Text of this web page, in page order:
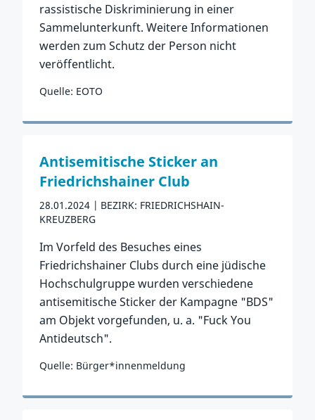
rassistische Diskriminierung in einer
Sammelunterkunft. Weitere Informationen
werden zum Schutz der Person nicht
veröffentlicht.
Quelle: EOTO
Zum Vorfall
Antisemitische Sticker an
Friedrichshainer Club
28.01.2024
BEZIRK: FRIEDRICHSHAIN-
KREUZBERG
Im Vorfeld des Besuches eines
Friedrichshainer Clubs durch eine jüdische
Hochschulgruppe wurden verschiedene
antisemitische Sticker der Kampagne "BDS"
am Objekt vorgefunden, u. a. "Fuck You
Antideutsch".
Quelle: Bürger*innenmeldung
Zum Vorfall